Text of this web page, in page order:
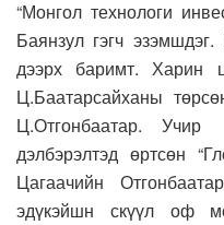
“Монгол технологи
Баянзул гэгч
дээрх баримт. Харин
Ц.Баатарсайханы
Ц.Отгонбаатар.
дэлбэрэлтэд өртсөн
Цагаачийн
эдүкэйшн скүүл оф